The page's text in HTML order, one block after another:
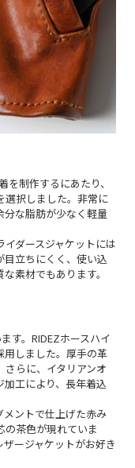
を制作するにあたり、
選択しました。非常に
分な脂肪が少なく軽量
ダースジャケットには
立ちにくく、使い込
素材でもあります。
す。RIDEZホースハイ
用しました。厚手の革
らに、イタリアンオ
工により、長年着込
ントで仕上げた赤み
の茶色が現れていま
ージャケットがお好き